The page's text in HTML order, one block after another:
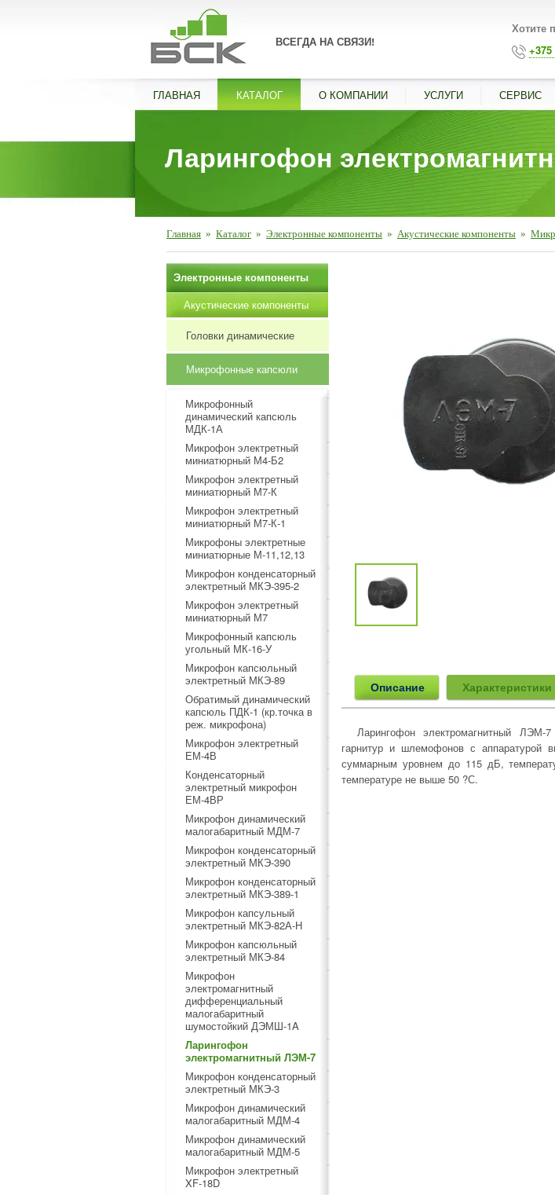
ВСЕГДА НА СВЯЗИ!
Хотите
+375
ГЛАВНАЯ КАТАЛОГ О КОМПАНИИ УСЛУГИ СЕРВИС
Ларингофон
Главная » Каталог » Электронные компоненты » Акустические компоненты »
Описание Характеристики
Ларингофон электромагнитный ЛЭМ-
гарнитур и шлемофонов с аппаратурой
суммарным уровнем до 115 дБ,
температуре не выше 50 ?С.
Электронные компоненты
Акустические компоненты
Головки динамические
Микрофонные капсюли
Микрофонный
динамический капсюль
МДК-1А
Микрофон электретный
миниатюрный М4-Б2
Микрофон электретный
миниатюрный М7-К
Микрофон электретный
миниатюрный М7-К-1
Микрофоны электретные
миниатюрные М-11,12,13
Микрофон конденсаторный
электретный МКЭ-395-2
Микрофон электретный
миниатюрный М7
Микрофонный капсюль
угольный МК-16-У
Микрофон капсюльный
электретный МКЭ-89
Обратимый динамический
капсюль ПДК-1 (кр.точка в
реж. микрофона)
Микрофон электретный
ЕМ-4В
Конденсаторный
электретный микрофон
ЕМ-4ВР
Микрофон динамический
малогабаритный МДМ-7
Микрофон конденсаторный
электретный МКЭ-390
Микрофон конденсаторный
электретный МКЭ-389-1
Микрофон капсульный
электретный МКЭ-82А-Н
Микрофон капсюльный
электретный МКЭ-84
Микрофон
электромагнитный
дифференциальный
малогабаритный
шумостойкий ДЭМШ-1A
Ларингофон
электромагнитный ЛЭМ-7
Микрофон конденсаторный
электретный МКЭ-3
Микрофон динамический
малогабаритный МДМ-4
Микрофон динамический
малогабаритный МДМ-5
Микрофон электретный
XF-18D